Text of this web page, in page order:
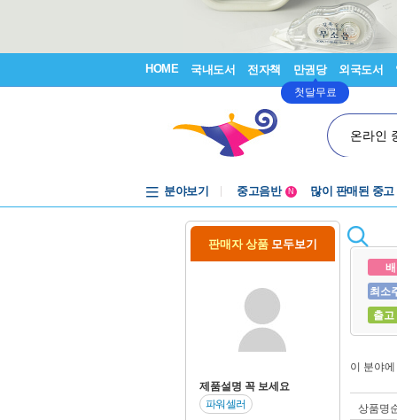
HOME 국내도서 전자책 만권당
첫달무료
외국도서
온라인
분야보기
중고음반
중고음반
N 많이 판매된 중고
판매자 상품 모두보기
제품설명 꼭 보세요
파워셀러
최소
출
이 분야에
상품명